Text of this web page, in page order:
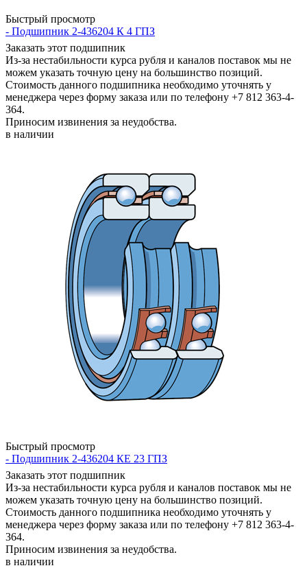
Быстрый просмотр
- Подшипник 2-436204 К 4 ГПЗ
Заказать этот подшипник
Из-за нестабильности курса рубля и каналов поставок мы не
можем указать точную цену на большинство позиций.
Стоимость данного подшипника необходимо уточнять у
менеджера через форму заказа или по телефону +7 812 363-4-
364.
Приносим извинения за неудобства.
в наличии
Быстрый просмотр
- Подшипник 2-436204 КЕ 23 ГПЗ
Заказать этот подшипник
Из-за нестабильности курса рубля и каналов поставок мы не
можем указать точную цену на большинство позиций.
Стоимость данного подшипника необходимо уточнять у
менеджера через форму заказа или по телефону +7 812 363-4-
364.
Приносим извинения за неудобства.
в наличии